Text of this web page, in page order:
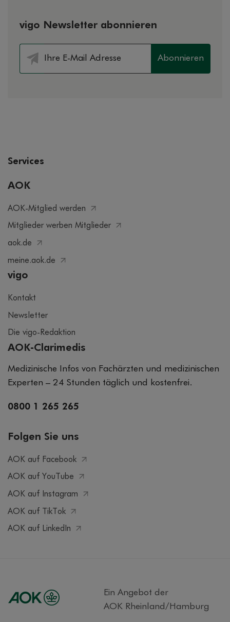
vigo Newsletter abonnieren
Abonnieren
Services
AOK
AOK-Mitglied werden
Mitglieder werben Mitglieder
aok.de
meine.aok.de
vigo
Kontakt
Newsletter
Die vigo-Redaktion
AOK-Clarimedis
Medizinische Infos von Fachärzten und medizinischen
Experten – 24 Stunden täglich und kostenfrei.
0800 1 265 265
Folgen Sie uns
AOK auf Facebook
AOK auf YouTube
AOK auf Instagram
AOK auf TikTok
AOK auf LinkedIn
Ein Angebot der
AOK Rheinland/Hamburg